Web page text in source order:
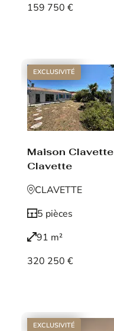
159 750 €
EXCLUSIVITÉ
Maison Clavette
Clavette
CLAVETTE
5 pièces
91 m²
320 250 €
EXCLUSIVITÉ